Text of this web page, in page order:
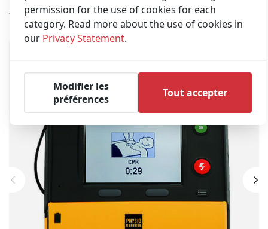
Souvent achetés ensemble
permission for the use of cookies for each
category. Read more about the use of cookies in
our Privacy Statement.
Modifier les
préférences
Tout accepter